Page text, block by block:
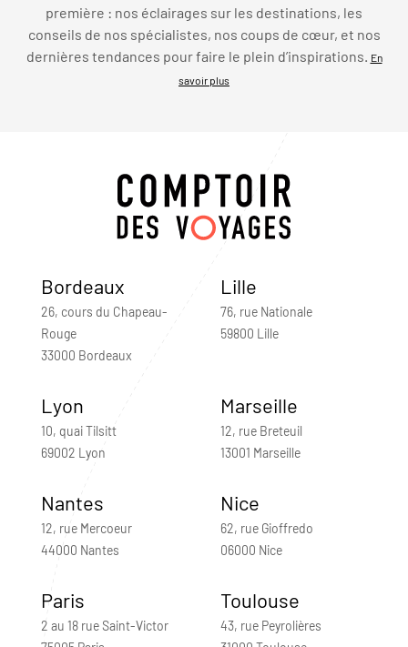
première : nos éclairages sur les destinations, les
conseils de nos spécialistes, nos coups de cœur, et nos
dernières tendances pour faire le plein d’inspirations.
En
savoir plus
Bordeaux
26, cours du Chapeau-
Rouge
33000 Bordeaux
Lille
76, rue Nationale
59800 Lille
Lyon
10, quai Tilsitt
69002 Lyon
Marseille
12, rue Breteuil
13001 Marseille
Nantes
12, rue Mercoeur
44000 Nantes
Nice
62, rue Gioffredo
06000 Nice
Paris
2 au 18 rue Saint-Victor
Toulouse
43, rue Peyrolières